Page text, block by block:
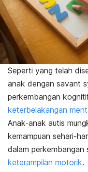
Seperti yang telah
anak dengan savant
perkembangan
keterbelakangan
Anak-anak autis
kemampuan sehari-
dalam perkembangan
keterampilan motorik.